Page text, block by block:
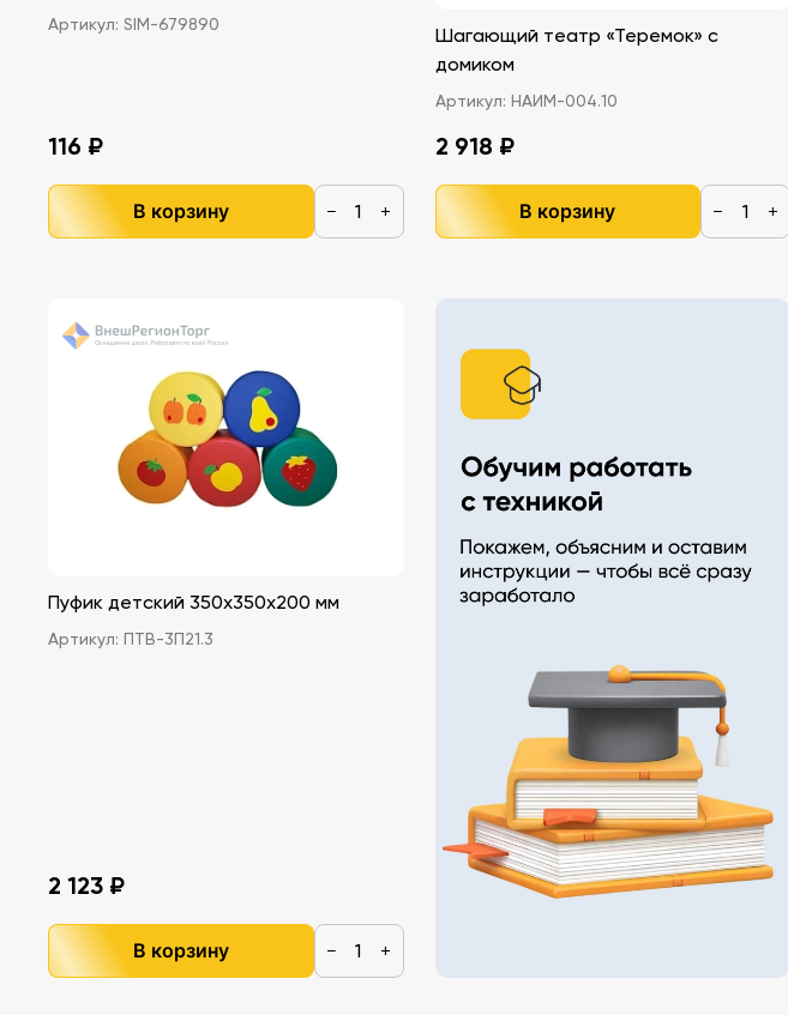
Артикул: SIM-679890
116 ₽
В корзину − +
Шагающий театр «Теремок» с
домиком
Артикул: НАИМ-004.10
2 918 ₽
В корзину − +
Пуфик детский 350х350х200 мм
Артикул: ПТВ-3П21.3
2 123 ₽
В корзину − +